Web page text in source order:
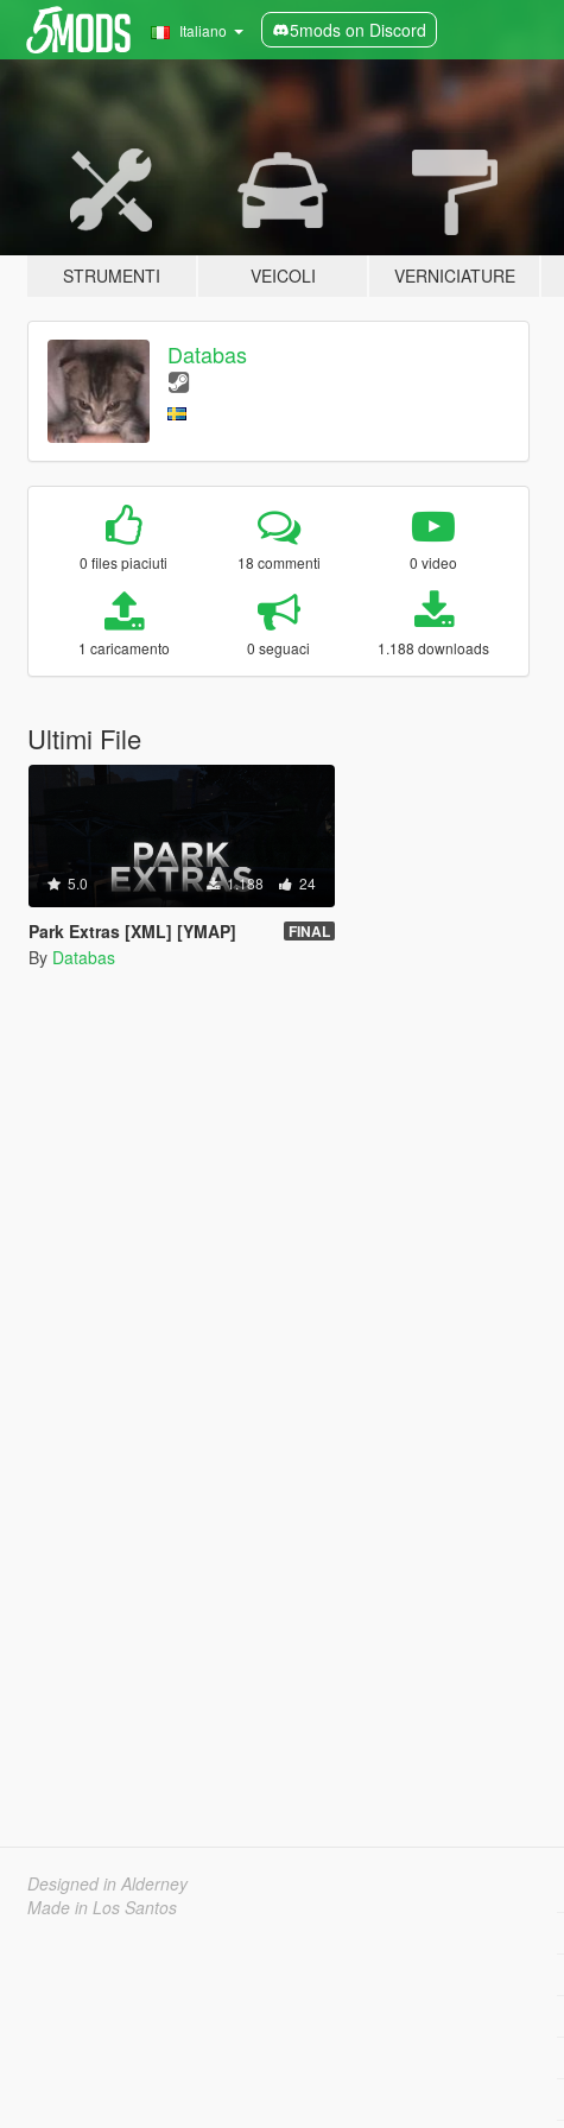
Italiano 5mods on Discord
STRUMENTI VEICOLI VERNICIATURE
Databas
0 files piaciuti 18 commenti 0 video
1 caricamento 0 seguaci 1.188 downloads
Ultimi File
5.0 1.188 24
Park Extras [XML] [YMAP] FINAL
By Databas
Designed in Alderney
Made in Los Santos